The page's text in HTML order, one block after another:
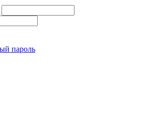
пароль